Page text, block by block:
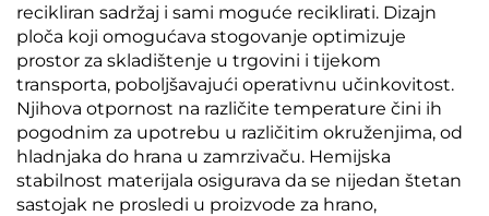
recikliran sadržaj i sami moguće reciklirati. Dizajn
ploča koji omogućava stogovanje optimizuje
prostor za skladištenje u trgovini i tijekom
transporta, poboljšavajući operativnu učinkovitost.
Njihova otpornost na različite temperature čini ih
pogodnim za upotrebu u različitim okruženjima, od
hladnjaka do hrana u zamrzivaču. Hemijska
stabilnost materijala osigurava da se nijedan štetan
sastojak ne prosledi u proizvode za hrano,